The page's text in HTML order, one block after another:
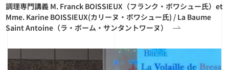
調理専門講義 M. Franck BOISSIEUX（フランク・ボワシュー氏）et
Mme. Karine BOISSIEUX(カリーヌ・ボワシュー氏) / La Baume
Saint Antoine（ラ・ボーム・サンタントワーヌ）